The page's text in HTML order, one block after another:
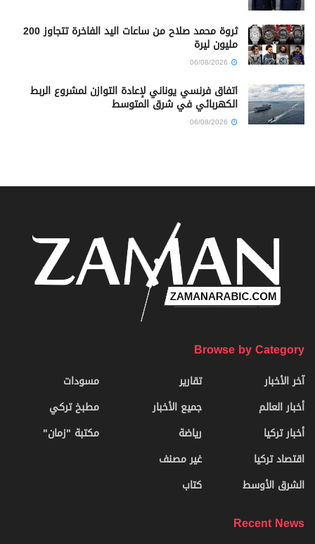
ثروة محمد صلاح من ساعات اليد الفاخرة تتجاوز 200
مليون ليرة
اتفاق فرنسي يوناني لإعادة التوازن لمشروع الربط
الكهربائي في شرق المتوسط
Browse by Category
آخر الأخبار
أخبار العالم
أخبار تركيا
اقتصاد تركيا
الشرق الأوسط
تقارير
جميع الأخبار
رياضة
غير مصنف
كتاب
مسودات
مطبخ تركي
مكتبة "زمان"
Recent News